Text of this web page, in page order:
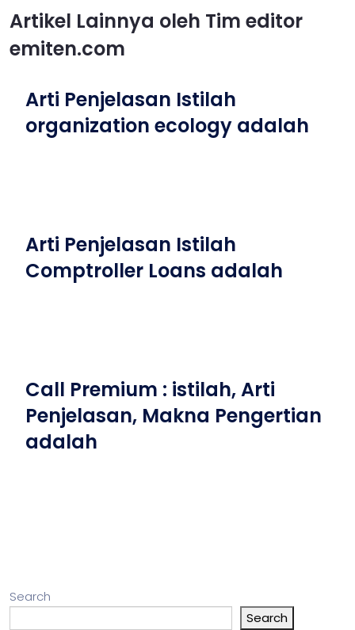
Artikel Lainnya oleh Tim editor
emiten.com
Arti Penjelasan Istilah
organization ecology adalah
Arti Penjelasan Istilah
Comptroller Loans adalah
Call Premium : istilah, Arti
Penjelasan, Makna Pengertian
adalah
Search
Search